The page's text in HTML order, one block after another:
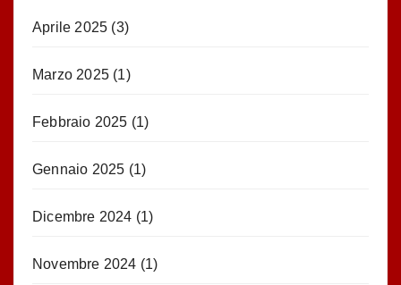
Aprile 2025 (3)
Marzo 2025 (1)
Febbraio 2025 (1)
Gennaio 2025 (1)
Dicembre 2024 (1)
Novembre 2024 (1)